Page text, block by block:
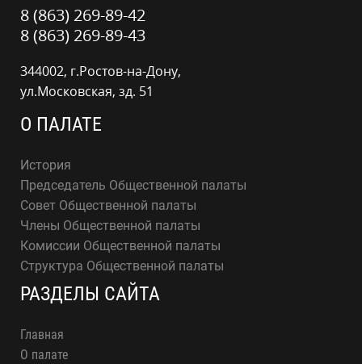
8 (863) 269-89-42
8 (863) 269-89-43
344002, г.Ростов-на-Дону,
ул.Московская, зд. 51
О ПАЛАТЕ
История
Председатель Общественной палаты
Совет Общественной палаты
Члены Общественной палаты
Комиссии Общественной палаты
Структура Общественной палаты
РАЗДЕЛЫ САЙТА
Главная
О палате